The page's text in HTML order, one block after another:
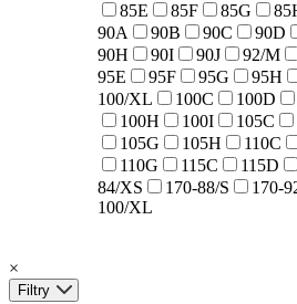
85E
85F 85G
90A
90B 90C 90D
90H
90I 90J 92/M
95E
95F 95G 95H
100/XL
100C 100D
100H
100I 105C
105G
105H 110C
110G
115C 115D
84/XS
170-88/S 170-
100/XL
×
Filtry